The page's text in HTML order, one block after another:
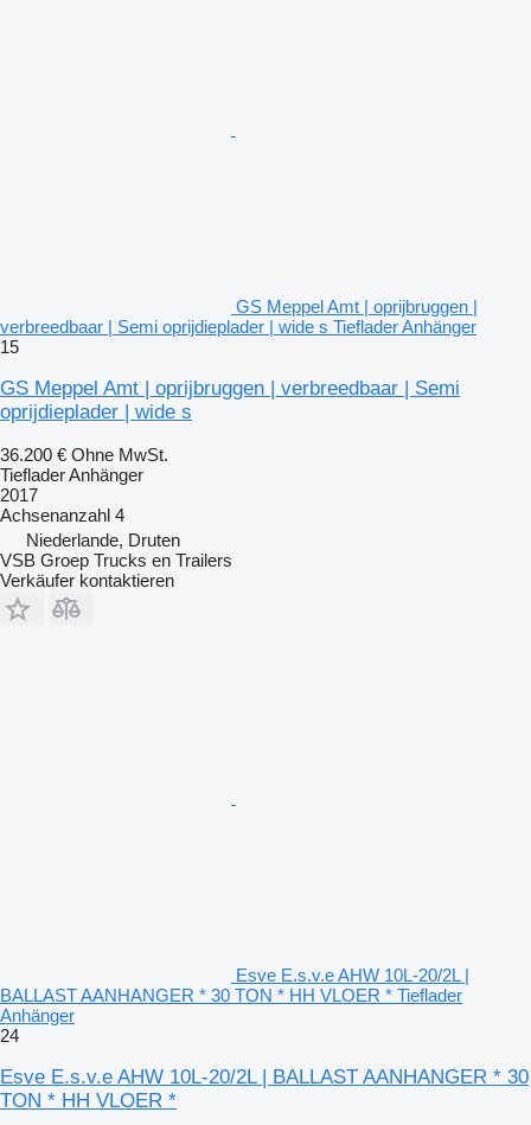
GS Meppel Amt | oprijbruggen |
verbreedbaar | Semi oprijdieplader | wide s Tieflader Anhänger
15
GS Meppel Amt | oprijbruggen | verbreedbaar | Semi
oprijdieplader | wide s
36.200 € Ohne MwSt.
Tieflader Anhänger
2017
Achsenanzahl 4
Niederlande, Druten
VSB Groep Trucks en Trailers
Verkäufer kontaktieren
Esve E.s.v.e AHW 10L-20/2L |
BALLAST AANHANGER * 30 TON * HH VLOER * Tieflader
Anhänger
24
Esve E.s.v.e AHW 10L-20/2L | BALLAST AANHANGER * 30
TON * HH VLOER *